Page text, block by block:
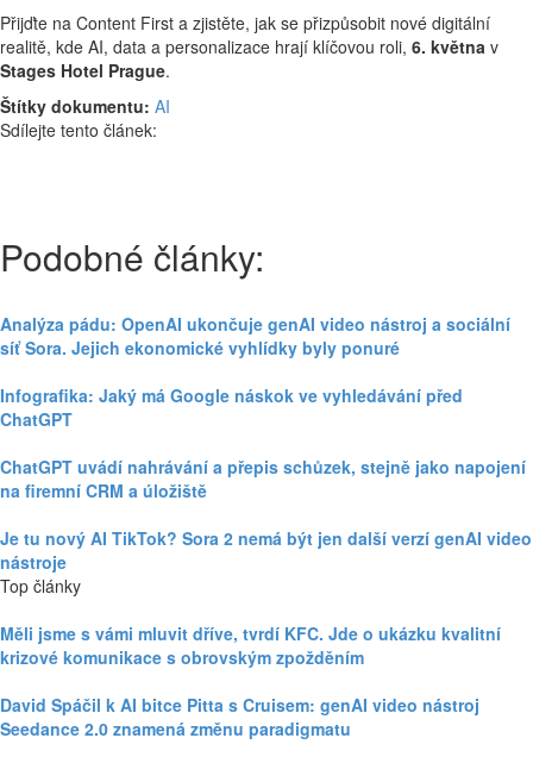
Přijďte na Content First a zjistěte, jak se přizpůsobit nové digitální
realitě, kde AI, data a personalizace hrají klíčovou roli, 6. května v
Stages Hotel Prague.
Štítky dokumentu: AI
Sdílejte tento článek:
Podobné články:
Analýza pádu: OpenAI ukončuje genAI video nástroj a sociální
síť Sora. Jejich ekonomické vyhlídky byly ponuré
Infografika: Jaký má Google náskok ve vyhledávání před
ChatGPT
ChatGPT uvádí nahrávání a přepis schůzek, stejně jako napojení
na firemní CRM a úložiště
Je tu nový AI TikTok? Sora 2 nemá být jen další verzí genAI video
nástroje
Top články
Měli jsme s vámi mluvit dříve, tvrdí KFC. Jde o ukázku kvalitní
krizové komunikace s obrovským zpožděním
David Spáčil k AI bitce Pitta s Cruisem: genAI video nástroj
Seedance 2.0 znamená změnu paradigmatu